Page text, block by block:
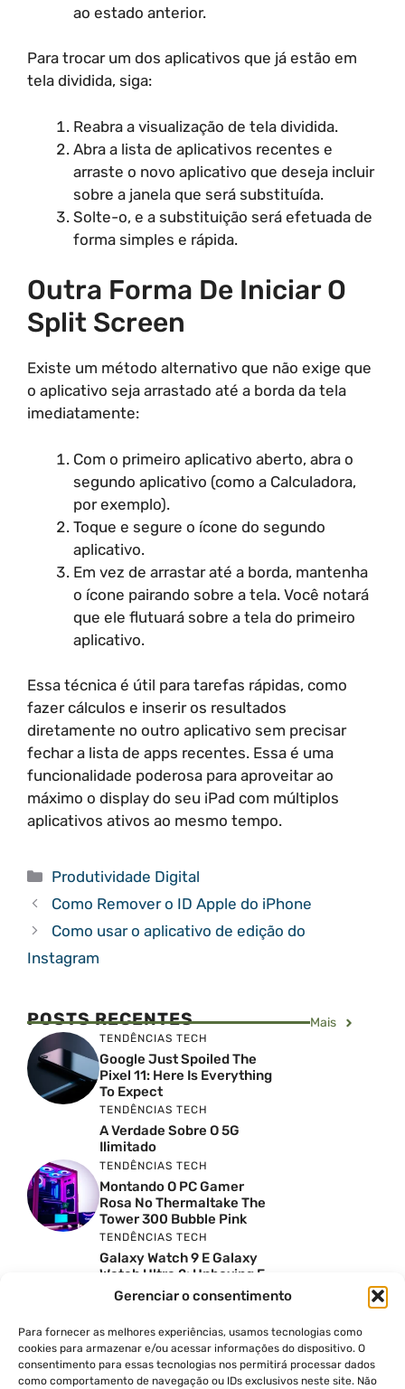
Gerenciar o consentimento
Para fornecer as melhores experiências, usamos tecnologias como
cookies para armazenar e/ou acessar informações do dispositivo. O
consentimento para essas tecnologias nos permitirá processar dados
como comportamento de navegação ou IDs exclusivos neste site. Não
ao estado anterior.
Para trocar um dos aplicativos que já estão em
tela dividida, siga:
Reabra a visualização de tela dividida.
Abra a lista de aplicativos recentes e
arraste o novo aplicativo que deseja incluir
sobre a janela que será substituída.
Solte-o, e a substituição será efetuada de
forma simples e rápida.
Outra Forma De Iniciar O
Split Screen
Existe um método alternativo que não exige que
o aplicativo seja arrastado até a borda da tela
imediatamente:
Com o primeiro aplicativo aberto, abra o
segundo aplicativo (como a Calculadora,
por exemplo).
Toque e segure o ícone do segundo
aplicativo.
Em vez de arrastar até a borda, mantenha
o ícone pairando sobre a tela. Você notará
que ele flutuará sobre a tela do primeiro
aplicativo.
Essa técnica é útil para tarefas rápidas, como
fazer cálculos e inserir os resultados
diretamente no outro aplicativo sem precisar
fechar a lista de apps recentes. Essa é uma
funcionalidade poderosa para aproveitar ao
máximo o display do seu iPad com múltiplos
aplicativos ativos ao mesmo tempo.
Categorias
Produtividade Digital
Como Remover o ID Apple do iPhone
Como usar o aplicativo de edição do
Instagram
POSTS RECENTES Mais
TENDÊNCIAS TECH
Google Just Spoiled The
Pixel 11: Here Is Everything
To Expect
TENDÊNCIAS TECH
A Verdade Sobre O 5G
Ilimitado
TENDÊNCIAS TECH
Montando O PC Gamer
Rosa No Thermaltake The
Tower 300 Bubble Pink
TENDÊNCIAS TECH
Galaxy Watch 9 E Galaxy
Watch Ultra 2: Unboxing E
Preço No Brasil
Reviews Do YouTube Sao
Confiaveis? A Verdade Nao
E Tao Simples
TENDÊNCIAS TECH